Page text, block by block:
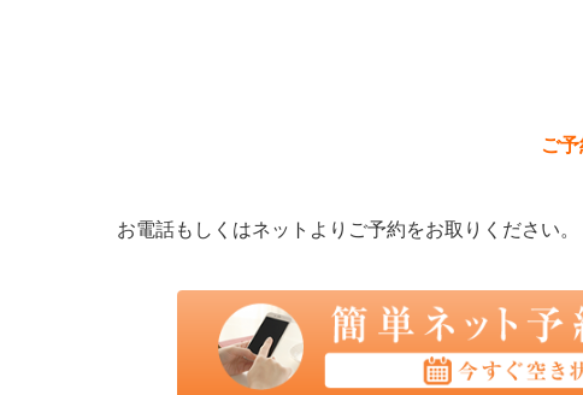
ご
お電話もしくはネットよりご予約をお取りください。